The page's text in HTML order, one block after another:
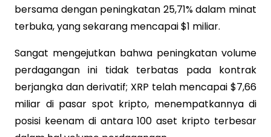
bersama dengan peningkatan 25,71% dalam minat
terbuka, yang sekarang mencapai $1 miliar.
Sangat mengejutkan bahwa peningkatan volume
perdagangan ini tidak terbatas pada kontrak
berjangka dan derivatif; XRP telah mencapai $7,66
miliar di pasar spot kripto, menempatkannya di
posisi keenam di antara 100 aset kripto terbesar